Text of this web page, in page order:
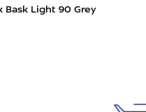
Bask Light 90 Grey